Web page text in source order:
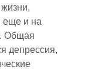
еще и на
Общая
депрессия,